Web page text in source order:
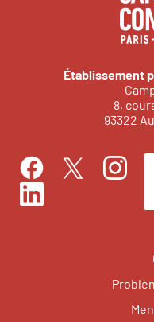
Établissement
8,
93322
FacebookTwitter
LinkedIn